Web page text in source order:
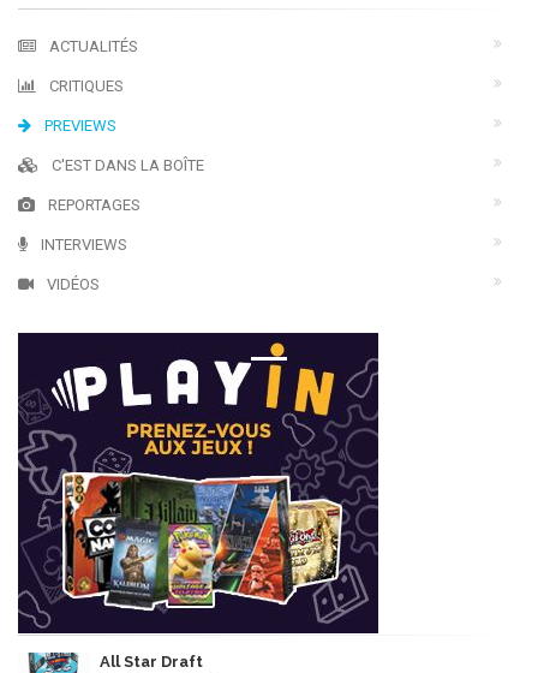
ACTUALITÉS
CRITIQUES
PREVIEWS
C'EST DANS LA BOÎTE
REPORTAGES
INTERVIEWS
VIDÉOS
All Star Draft